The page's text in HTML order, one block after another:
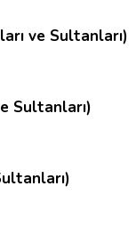
ve Sultanları)
Sultanları)